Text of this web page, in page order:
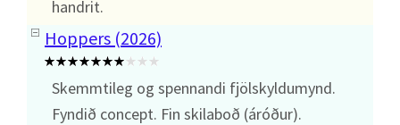
handrit.
Hoppers (2026)
Skemmtileg og spennandi fjölskyldumynd.
Fyndið concept. Fin skilaboð (áróður).